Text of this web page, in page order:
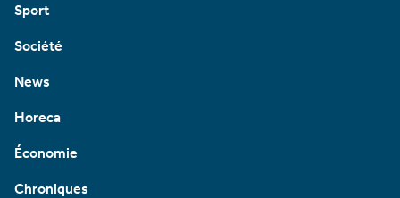
Sport
Société
News
Horeca
Économie
Chroniques